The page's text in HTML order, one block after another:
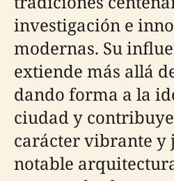
investigación e
modernas. Su
extiende más allá
dando forma a la
ciudad y
carácter vibrante y
notable